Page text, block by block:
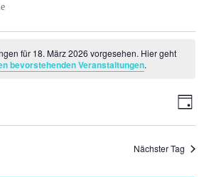
für 18. März 2026 vorgesehen. Hier geht
bevorstehenden Veranstaltungen.
Tag
Nächster Tag